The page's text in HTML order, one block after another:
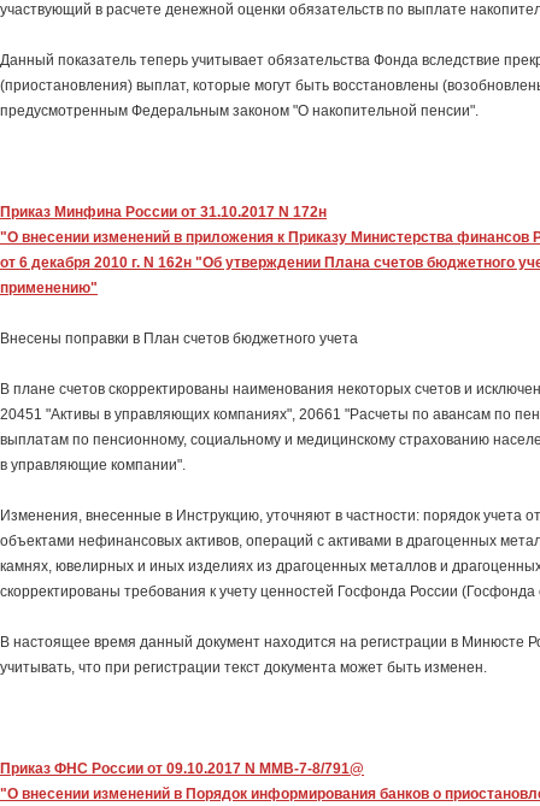
участвующий в расчете денежной оценки обязательств по выплате
Данный показатель теперь учитывает обязательства Фонда вследствие
(приостановления) выплат, которые могут быть восстановлены
предусмотренным Федеральным законом "О накопительной пенсии".
Приказ Минфина России от 31.10.2017 N 172н
"О внесении изменений в приложения к Приказу Министерства финансов
от 6 декабря 2010 г. N 162н "Об утверждении Плана счетов бюджетного
применению"
Внесены поправки в План счетов бюджетного учета
В плане счетов скорректированы наименования некоторых счетов и
20451 "Активы в управляющих компаниях", 20661 "Расчеты по авансам по
выплатам по пенсионному, социальному и медицинскому страхованию
в управляющие компании".
Изменения, внесенные в Инструкцию, уточняют в частности: порядок учета
объектами нефинансовых активов, операций с активами в драгоценных
камнях, ювелирных и иных изделиях из драгоценных металлов и
скорректированы требования к учету ценностей Госфонда России
В настоящее время данный документ находится на регистрации в Минюсте
учитывать, что при регистрации текст документа может быть изменен.
Приказ ФНС России от 09.10.2017 N ММВ-7-8/791@
"О внесении изменений в Порядок информирования банков о